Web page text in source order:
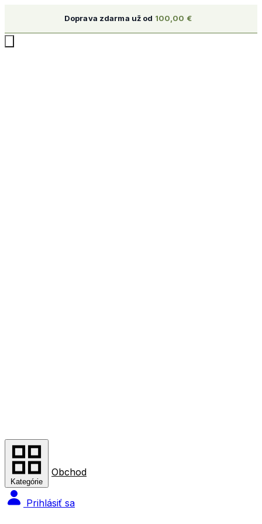
Doprava zdarma už od 100,00 €
Kategórie
Obchod
Prihlásiť sa